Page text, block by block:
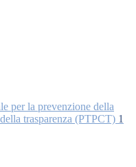
per la prevenzione della
trasparenza (PTPCT) 1